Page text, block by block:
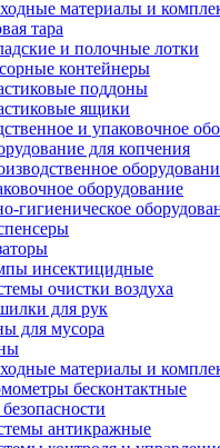
материалы и
тара
и полочные лотки
контейнеры
поддоны
ящики
и упаковочное
для копчения
оборудование
гигиеническое
инсектицидные
очистки воздуха
для рук
для мусора
материалы и
бесконтактные
антикражные